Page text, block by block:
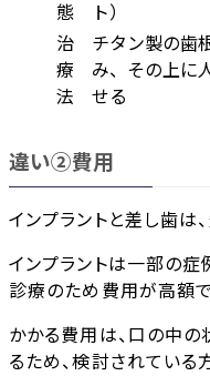
態
ト）
治
療
法
チタン製の歯
み、その上に
せる
違い➁費用
インプラントと差し歯は
インプラントは一部の
診療のため費用が高額で
かかる費用は、口の中
るため、検討されている